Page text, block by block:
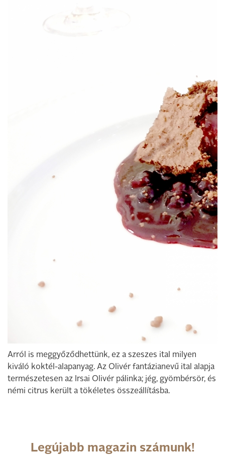
Arról is meggyőződhettünk, ez a szeszes ital milyen
kiváló koktél-alapanyag. Az Olivér fantázianevű ital alapja
természetesen az Irsai Olivér pálinka; jég, gyömbérsör, és
némi citrus került a tökéletes összeállításba.
Legújabb magazin számunk!